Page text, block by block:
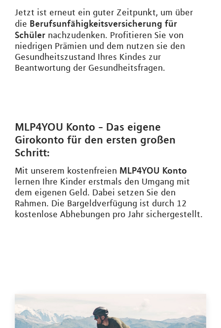
Jetzt ist erneut ein guter Zeitpunkt, um über
die Berufsunfähigkeitsversicherung für
Schüler nachzudenken. Profitieren Sie von
niedrigen Prämien und dem nutzen sie den
Gesundheitszustand Ihres Kindes zur
Beantwortung der Gesundheitsfragen.
MLP4YOU Konto - Das eigene
Girokonto für den ersten großen
Schritt:
Mit unserem kostenfreien MLP4YOU Konto
lernen Ihre Kinder erstmals den Umgang mit
dem eigenen Geld. Dabei setzen Sie den
Rahmen. Die Bargeldverfügung ist durch 12
kostenlose Abhebungen pro Jahr sichergestellt.